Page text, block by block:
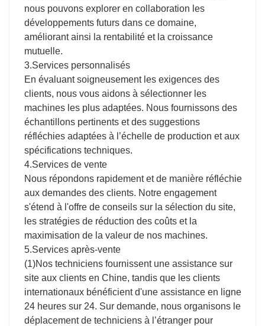
nous pouvons explorer en collaboration les
développements futurs dans ce domaine,
améliorant ainsi la rentabilité et la croissance
mutuelle.
3.Services personnalisés
En évaluant soigneusement les exigences des
clients, nous vous aidons à sélectionner les
machines les plus adaptées. Nous fournissons des
échantillons pertinents et des suggestions
réfléchies adaptées à l’échelle de production et aux
spécifications techniques.
4.Services de vente
Nous répondons rapidement et de manière réfléchie
aux demandes des clients. Notre engagement
s'étend à l'offre de conseils sur la sélection du site,
les stratégies de réduction des coûts et la
maximisation de la valeur de nos machines.
5.Services après-vente
(1)Nos techniciens fournissent une assistance sur
site aux clients en Chine, tandis que les clients
internationaux bénéficient d'une assistance en ligne
24 heures sur 24. Sur demande, nous organisons le
déplacement de techniciens à l’étranger pour